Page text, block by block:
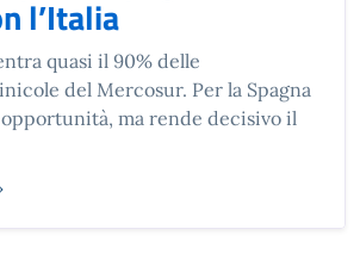
l’Italia
quasi il 90% delle
del Mercosur. Per la Spagna
opportunità, ma rende decisivo il